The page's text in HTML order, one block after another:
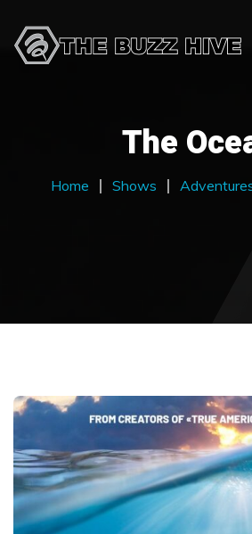
The
Home Shows